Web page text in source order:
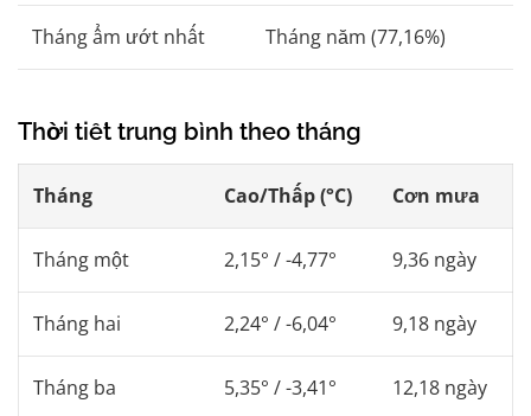
Tháng ẩm ướt nhất Tháng năm (77,16%)
Thời tiết trung bình theo tháng
Tháng Cao/Thấp (°C) Cơn mưa
Tháng một 2,15° / -4,77° 9,36 ngày
Tháng hai 2,24° / -6,04° 9,18 ngày
Tháng ba 5,35° / -3,41° 12,18 ngày